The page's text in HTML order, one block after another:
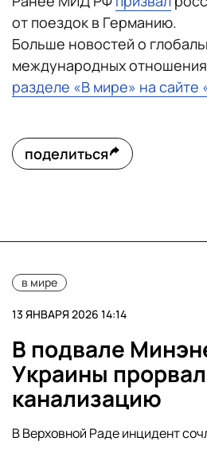
от поездок в Германию.
Больше новостей о
международных
разделе «В мире» на сайте
поделиться
в мире
13 ЯНВАРЯ 2026 14:14
В подвале
Украины
канализацию
В Верховной Раде инцидент